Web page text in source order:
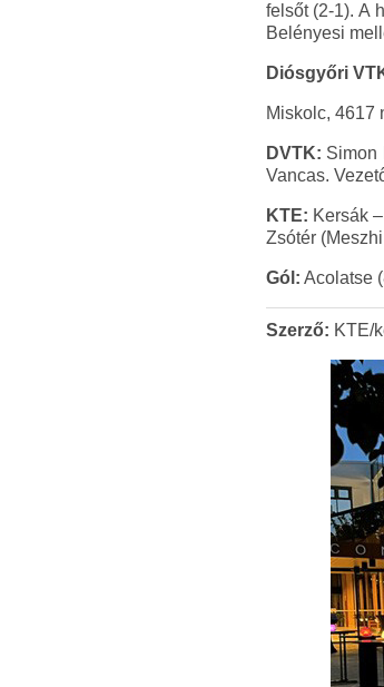
felsőt (2-1). A
Belényesi
Diósgyőri
Miskolc, 4617
DVTK: Simon
Vancas.
KTE: Kersák
Zsótér
Gól: Acolatse
Szerző: KTE/